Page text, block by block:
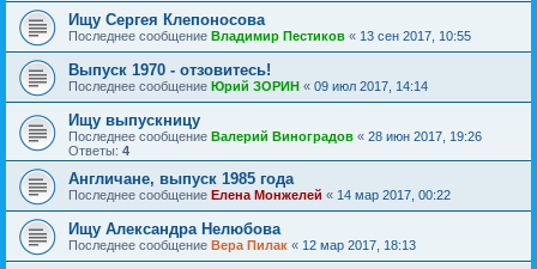
Ищу Сергея Клепоносова
Последнее сообщение Владимир Пестиков « 13 сен 2017, 10:55
Выпуск 1970 - отзовитесь!
Последнее сообщение Юрий ЗОРИН « 09 июл 2017, 14:14
Ищу выпускницу
Последнее сообщение Валерий Виноградов « 28 июн 2017, 19:26
Ответы: 4
Англичане, выпуск 1985 года
Последнее сообщение Елена Монжелей « 14 мар 2017, 00:22
Ищу Александра Нелюбова
Последнее сообщение Вера Пилак « 12 мар 2017, 18:13